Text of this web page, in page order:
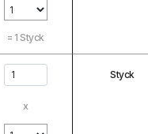
= 1 Styck
x
Styck